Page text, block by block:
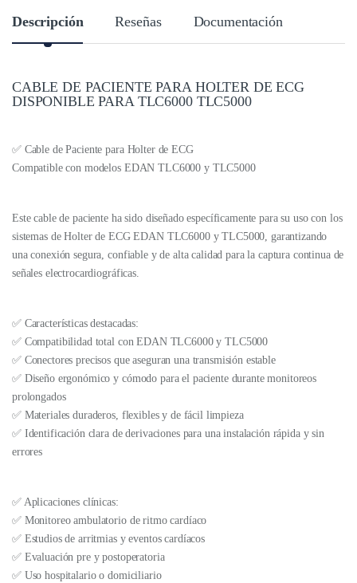
Descripción Reseñas Documentación
CABLE DE PACIENTE PARA HOLTER DE ECG
DISPONIBLE PARA TLC6000 TLC5000
✅ Cable de Paciente para Holter de ECG
Compatible con modelos EDAN TLC6000 y TLC5000
Este cable de paciente ha sido diseñado específicamente para su uso con los
sistemas de Holter de ECG EDAN TLC6000 y TLC5000, garantizando
una conexión segura, confiable y de alta calidad para la captura continua de
señales electrocardiográficas.
✅ Características destacadas:
✅ Compatibilidad total con EDAN TLC6000 y TLC5000
✅ Conectores precisos que aseguran una transmisión estable
✅ Diseño ergonómico y cómodo para el paciente durante monitoreos
prolongados
✅ Materiales duraderos, flexibles y de fácil limpieza
✅ Identificación clara de derivaciones para una instalación rápida y sin
errores
✅ Aplicaciones clínicas:
✅ Monitoreo ambulatorio de ritmo cardíaco
✅ Estudios de arritmias y eventos cardíacos
✅ Evaluación pre y postoperatoria
✅ Uso hospitalario o domiciliario